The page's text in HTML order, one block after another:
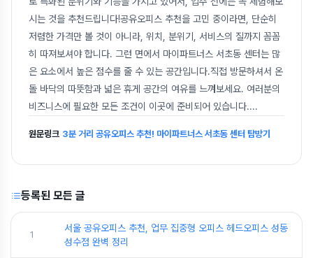
시는 것을 추천드립니다!공유오피스 추천을 고민 중이라면, 단순히
저렴한 가격만 볼 것이 아니라, 위치, 분위기, 서비스의 질까지 꼼꼼
히 따져보셔야 합니다. 그런 면에서 마이파트너스 서초동 센터는 많
은 요소에서 높은 점수를 줄 수 있는 공간입니다.직접 방문하셔서 온
돌 바닥의 따뜻함과 넓은 휴게 공간의 여유를 느껴보세요. 여러분의
비즈니스에 필요한 모든 조건이 이곳에 준비되어 있습니다....
원문링크 3분 거리 공유오피스 추천! 마이파트너스 서초동 센터 탐방기
등록된 모든 글
1
서울 공유오피스 추천, 업무 집중형 오피스 헤드오피스 성동
성수점 완벽 정리